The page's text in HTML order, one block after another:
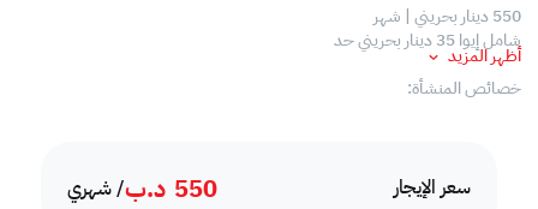
سعر الإيجار 550 د.ب/ شهري
550 دينار بحريني | شهر
شامل إيوا 35 دينار بحريني حد
خصائص المنشأة:
أظهر المزيد